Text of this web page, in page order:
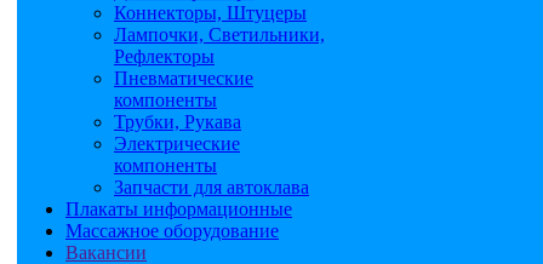
Коннекторы, Штуцеры
Лампочки, Светильники,
Рефлекторы
Пневматические
компоненты
Трубки, Рукава
Электрические
компоненты
Запчасти для автоклава
Плакаты информационные
Массажное оборудование
Вакансии